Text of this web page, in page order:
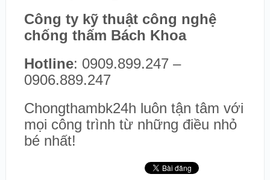
Công ty kỹ thuật công nghệ
chống thấm Bách Khoa
Hotline: 0909.899.247 –
0906.889.247
Chongthambk24h luôn tận tâm với
mọi công trình từ những điều nhỏ
bé nhất!